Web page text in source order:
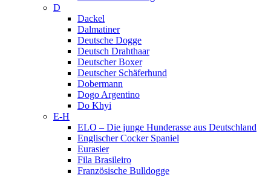
D
Dackel
Dalmatiner
Deutsche Dogge
Deutsch Drahthaar
Deutscher Boxer
Deutscher Schäferhund
Dobermann
Dogo Argentino
Do Khyi
E-H
ELO – Die junge Hunderasse aus Deutschland
Englischer Cocker Spaniel
Eurasier
Fila Brasileiro
Französische Bulldogge